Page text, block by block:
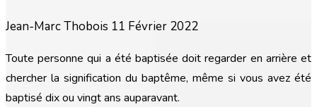
Jean-Marc Thobois 11 Février 2022
Toute personne qui a été baptisée doit regarder en arrière et
chercher la signification du baptême, même si vous avez été
baptisé dix ou vingt ans auparavant.